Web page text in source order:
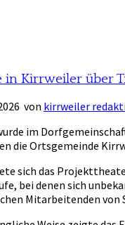
in Kirrweiler über
von kirrweiler
im
die Ortsgemeinde
sich das
bei denen sich
Mitarbeitenden